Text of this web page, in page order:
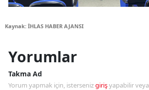
Kaynak: İHLAS HABER AJANSI
Yorumlar
Takma Ad
Yorum yapmak için, istersenizgirişyapabilir veya